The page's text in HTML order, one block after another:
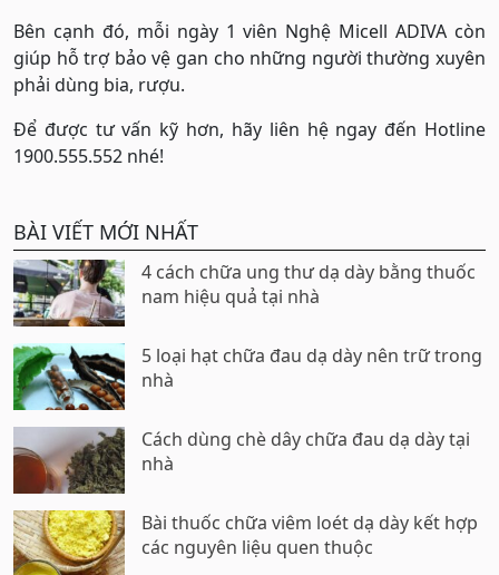
Bên cạnh đó, mỗi ngày 1 viên Nghệ Micell ADIVA còn
giúp hỗ trợ bảo vệ gan cho những người thường xuyên
phải dùng bia, rượu.
Để được tư vấn kỹ hơn, hãy liên hệ ngay đến Hotline
1900.555.552 nhé!
BÀI VIẾT MỚI NHẤT
4 cách chữa ung thư dạ dày bằng thuốc
nam hiệu quả tại nhà
5 loại hạt chữa đau dạ dày nên trữ trong
nhà
Cách dùng chè dây chữa đau dạ dày tại
nhà
Bài thuốc chữa viêm loét dạ dày kết hợp
các nguyên liệu quen thuộc